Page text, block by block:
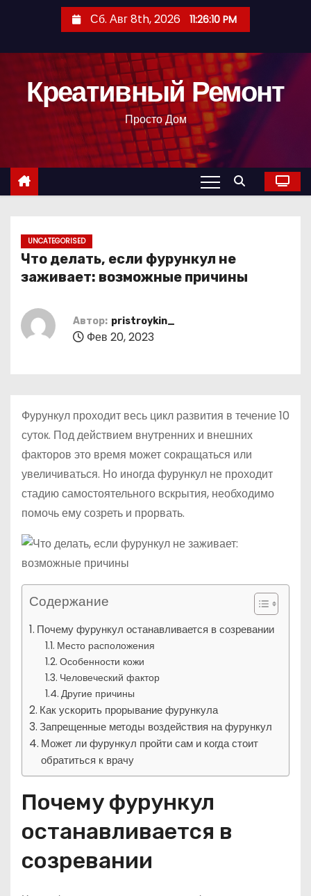
с
Сб. Авг 8th, 2026 11:26:11 PM
Креативный Ремонт
Просто Дом
UNCATEGORISED
Что делать, если фурункул не
заживает: возможные причины
Автор: pristroykin_
Фев 20, 2023
Фурункул проходит весь цикл развития в течение 10
суток. Под действием внутренних и внешних
факторов это время может сокращаться или
увеличиваться. Но иногда фурункул не проходит
стадию самостоятельного вскрытия, необходимо
помочь ему созреть и прорвать.
Содержание
Почему фурункул останавливается в созревании
Место расположения
Особенности кожи
Человеческий фактор
Другие причины
Как ускорить прорывание фурункула
Запрещенные методы воздействия на фурункул
Может ли фурункул пройти сам и когда стоит
обратиться к врачу
Почему фурункул
останавливается в
созревании